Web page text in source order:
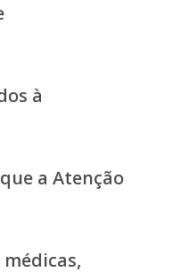
à
a Atenção